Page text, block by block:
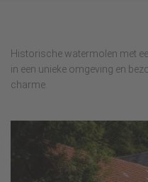
Historische watermolen met
in een unieke omgeving en
charme.